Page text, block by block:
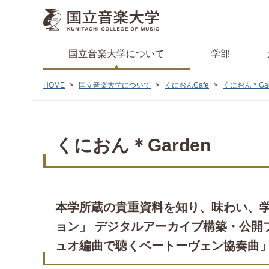
国立音楽大学について 学部
HOME 国立音楽大学について くにおんCafe くにおん＊
くにおん＊Garden
本学所蔵の貴重資料を知り、味わい
ョン」 デジタルアーカイブ構築・公
ュオ編曲で聴くベートーヴェン協奏曲